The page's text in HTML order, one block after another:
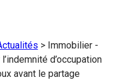
> Immobilier -
d’occupation
avant le partage